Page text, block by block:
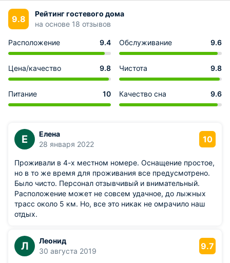
9.8
Рейтинг гостевого дома
на основе 18 отзывов
Расположение 9.4 Обслуживание 9.6
Цена/качество 9.8 Чистота 9.8
Питание 10 Качество сна 9.6
Е
Елена
28 января 2022
10
Проживали в 4-х местном номере. Оснащение простое,
но в то же время для проживания все предусмотрено.
Было чисто. Персонал отзывчивый и внимательный.
Расположение может не совсем удачное, до лыжных
трасс около 5 км. Но, все это никак не омрачило наш
отдых.
Л
Леонид
30 августа 2019
9.7